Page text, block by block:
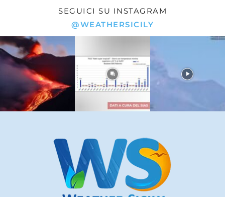
SEGUICI SU INSTAGRAM
@WEATHERSICILY